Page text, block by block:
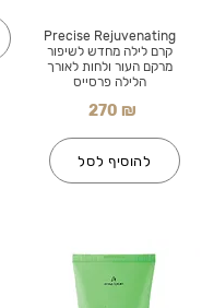
Precise Rejuvenating
קרם לילה מחדש לשיפור
מרקם העור ולחות לאורך
הלילה פרסייס
270 ₪
להוסיף לסל